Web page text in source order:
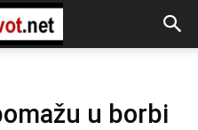
u borbi